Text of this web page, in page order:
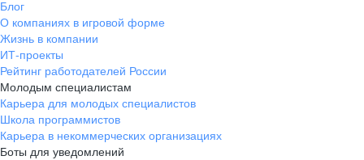
Блог
О компаниях в игровой форме
Жизнь в компании
ИТ-проекты
Рейтинг работодателей России
Молодым специалистам
Карьера для молодых специалистов
Школа программистов
Карьера в некоммерческих организациях
Боты для уведомлений